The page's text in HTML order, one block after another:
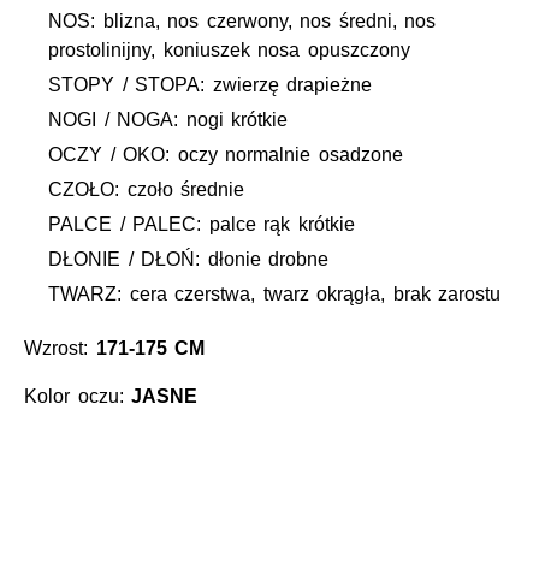
NOS: blizna, nos czerwony, nos średni, nos
prostolinijny, koniuszek nosa opuszczony
STOPY / STOPA: zwierzę drapieżne
NOGI / NOGA: nogi krótkie
OCZY / OKO: oczy normalnie osadzone
CZOŁO: czoło średnie
PALCE / PALEC: palce rąk krótkie
DŁONIE / DŁOŃ: dłonie drobne
TWARZ: cera czerstwa, twarz okrągła, brak zarostu
Wzrost: 171-175 CM
Kolor oczu:JASNE